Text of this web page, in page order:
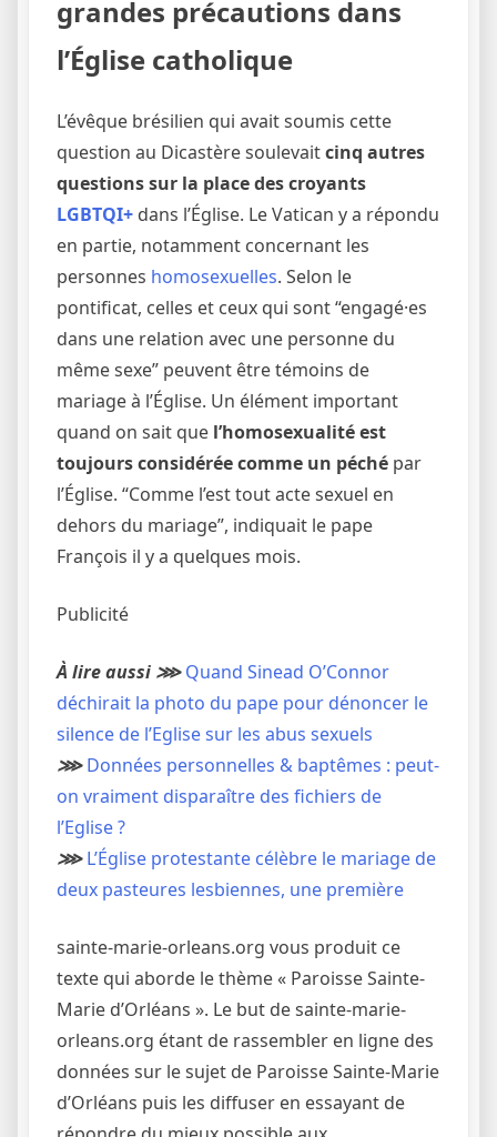
grandes précautions dans
l’Église catholique
L’évêque brésilien qui avait soumis cette
question au Dicastère soulevaitcinq autres
questions sur la place des croyants
LGBTQI+ dans l’Église. Le Vatican y a répondu
en partie, notamment concernant les
personnes homosexuelles. Selon le
pontificat, celles et ceux qui sont “engagé·es
dans une relation avec une personne du
même sexe” peuvent être témoins de
mariage à l’Église. Un élément important
quand on sait que l’homosexualité est
toujours considérée comme un péché par
l’Église. “Comme l’est tout acte sexuel en
dehors du mariage”, indiquait le pape
François il y a quelques mois.
Publicité
À lire aussi ⋙ Quand Sinead O’Connor
déchirait la photo du pape pour dénoncer le
silence de l’Eglise sur les abus sexuels
⋙Données personnelles & baptêmes : peut-
on vraiment disparaître des fichiers de
l’Eglise ?
⋙L’Église protestante célèbre le mariage de
deux pasteures lesbiennes, une première
sainte-marie-orleans.org vous produit ce
texte qui aborde le thème « Paroisse Sainte-
Marie d’Orléans ». Le but de sainte-marie-
orleans.org étant de rassembler en ligne des
données sur le sujet de Paroisse Sainte-Marie
d’Orléans puis les diffuser en essayant de